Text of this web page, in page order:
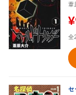
葦
全
セ